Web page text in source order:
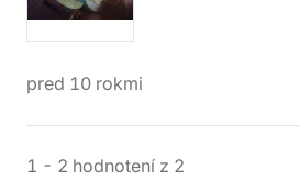
pred 10 rokmi
1 - 2 hodnotení z 2